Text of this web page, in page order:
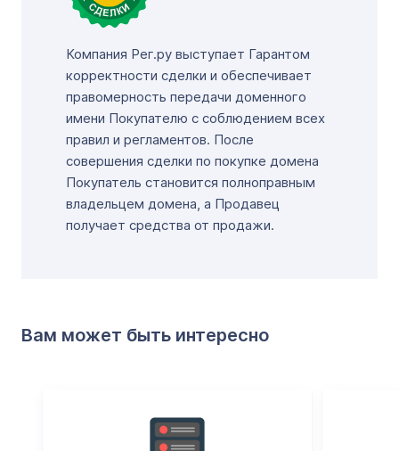
Компания Рег.ру выступает Гарантом
корректности сделки и обеспечивает
правомерность передачи доменного
имени Покупателю с соблюдением всех
правил и регламентов. После
совершения сделки по покупке домена
Покупатель становится полноправным
владельцем домена, а Продавец
получает средства от продажи.
Вам может быть интересно